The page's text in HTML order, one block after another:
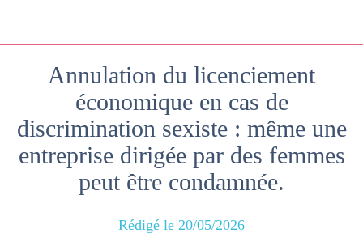
Annulation du licenciement
économique en cas de
discrimination sexiste : même une
entreprise dirigée par des femmes
peut être condamnée.
Rédigé le 20/05/2026